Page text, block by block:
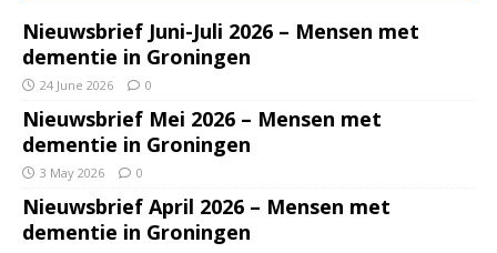
Nieuwsbrief Juni-Juli 2026 – Mensen met
dementie in Groningen
24 June 2026 0
Nieuwsbrief Mei 2026 – Mensen met
dementie in Groningen
3 May 2026 0
Nieuwsbrief April 2026 – Mensen met
dementie in Groningen